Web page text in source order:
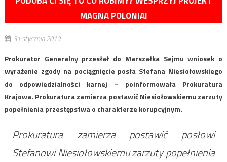
MAGNA POLONIA!
31 stycznia 2019
Prokurator Generalny przesłał do Marszałka Sejmu wniosek o
wyrażenie zgody na pociągnięcie posła Stefana Niesiołowskiego
do odpowiedzialności karnej – poinformowała Prokuratura
Krajowa. Prokuratura zamierza postawić Niesiołowskiemu zarzuty
popełnienia przestępstwa o charakterze korupcyjnym.
Prokuratura zamierza postawić posłowi
Stefanowi Niesiołowskiemu zarzuty popełnienia